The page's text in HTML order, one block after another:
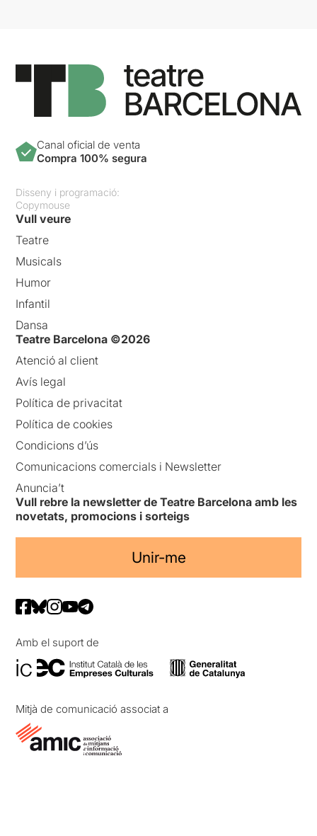
Canal oficial de venta
Compra 100% segura
Disseny i programació:
Copymouse
Vull veure
Teatre
Musicals
Humor
Infantil
Dansa
Teatre Barcelona ©2026
Atenció al client
Avís legal
Política de privacitat
Política de cookies
Condicions d’ús
Comunicacions comercials i Newsletter
Anuncia’t
Vull rebre la newsletter de Teatre Barcelona amb les
novetats, promocions i sorteigs
Unir-me
Amb el suport de
Mitjà de comunicació associat a